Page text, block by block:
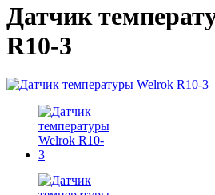
Датчик
R10-3